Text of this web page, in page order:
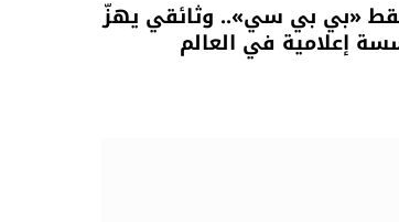
«بي بي سي».. وثائقي يهزّ
إعلامية في العالم